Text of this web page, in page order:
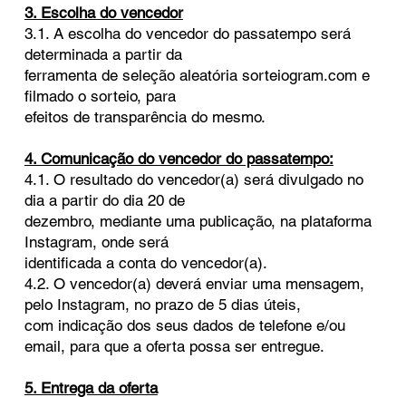
3. Escolha do vencedor
3.1. A escolha do vencedor do passatempo será
determinada a partir da
ferramenta de seleção aleatória sorteiogram.com e
filmado o sorteio, para
efeitos de transparência do mesmo.
4. Comunicação do vencedor do passatempo:
4.1. O resultado do vencedor(a) será divulgado no
dia a partir do dia 20 de
dezembro, mediante uma publicação, na plataforma
Instagram, onde será
identificada a conta do vencedor(a).
4.2. O vencedor(a) deverá enviar uma mensagem,
pelo Instagram, no prazo de 5 dias úteis,
com indicação dos seus dados de telefone e/ou
email, para que a oferta possa ser entregue.
5. Entrega da oferta